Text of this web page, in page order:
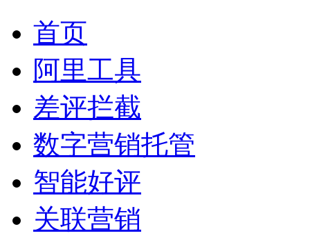
首页
阿里工具
差评拦截
数字营销托管
智能好评
关联营销